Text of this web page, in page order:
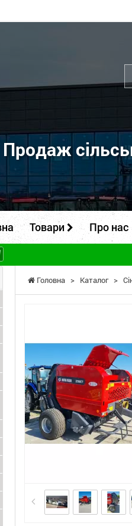
Продаж
Товари Про нас
Головна > Каталог >